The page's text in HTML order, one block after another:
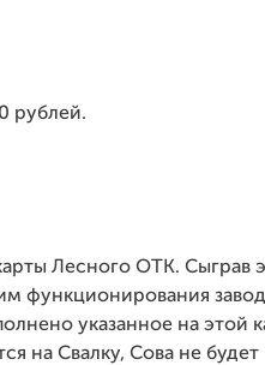
рублей.
Лесного ОТК. Сыграв
функционирования
указанное на этой
на Свалку, Сова не